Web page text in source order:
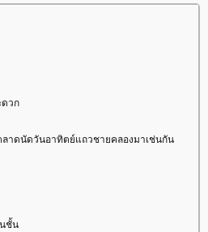
ดวก
าดนัดวันอาทิตย์แถวชายคลองมาเช่นกัน
ชั้น